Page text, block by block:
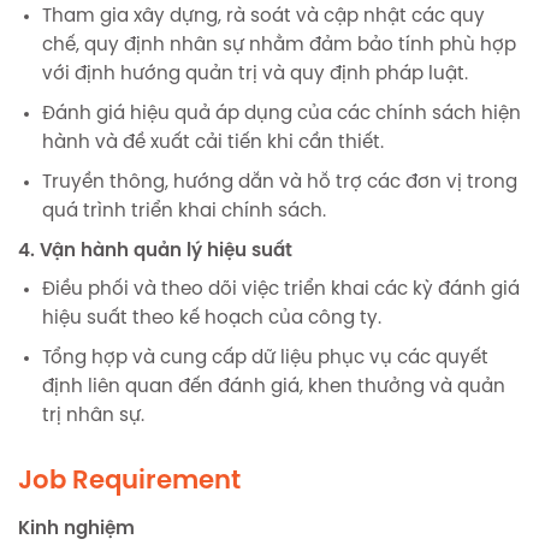
Tham gia xây dựng, rà soát và cập nhật các quy
chế, quy định nhân sự nhằm đảm bảo tính phù hợp
với định hướng quản trị và quy định pháp luật.
Đánh giá hiệu quả áp dụng của các chính sách hiện
hành và đề xuất cải tiến khi cần thiết.
Truyền thông, hướng dẫn và hỗ trợ các đơn vị trong
quá trình triển khai chính sách.
4. Vận hành quản lý hiệu suất
Điều phối và theo dõi việc triển khai các kỳ đánh giá
hiệu suất theo kế hoạch của công ty.
Tổng hợp và cung cấp dữ liệu phục vụ các quyết
định liên quan đến đánh giá, khen thưởng và quản
trị nhân sự.
Job Requirement
Kinh nghiệm